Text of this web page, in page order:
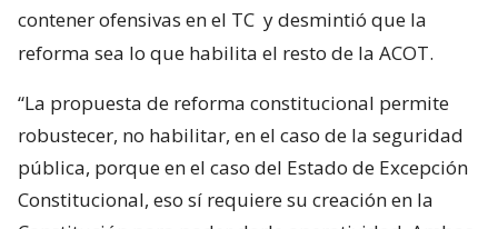
contener ofensivas en el TC y desmintió que la
reforma sea lo que habilita el resto de la ACOT.
“La propuesta de reforma constitucional permite
robustecer, no habilitar, en el caso de la seguridad
pública, porque en el caso del Estado de Excepción
Constitucional, eso sí requiere su creación en la